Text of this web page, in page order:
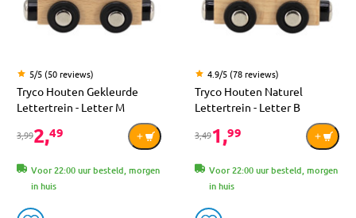
5/5 (50 reviews)
Tryco Houten Gekleurde
Lettertrein - Letter M
3,992,49
Voor 22:00 uur besteld, morgen
in huis
4.9/5 (78 reviews)
Tryco Houten Naturel
Lettertrein - Letter B
3,491,99
Voor 22:00 uur besteld, morgen
in huis